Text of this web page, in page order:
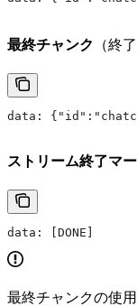
最終チャンク （終
data:
ストリーム終了マ
data: [DONE]
最終チャンクの使用